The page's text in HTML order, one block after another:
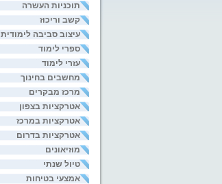
תוכניות העשרה
קשב וריכוז
עיצוב סביבה לימודית
ספרי לימוד
עזרי לימוד
מחשבים בחינוך
מרכז מבקרים
אטרקציות בצפון
אטרקציות במרכז
אטרקציות בדרום
מוזיאונים
טיול שנתי
אמצעי בטיחות